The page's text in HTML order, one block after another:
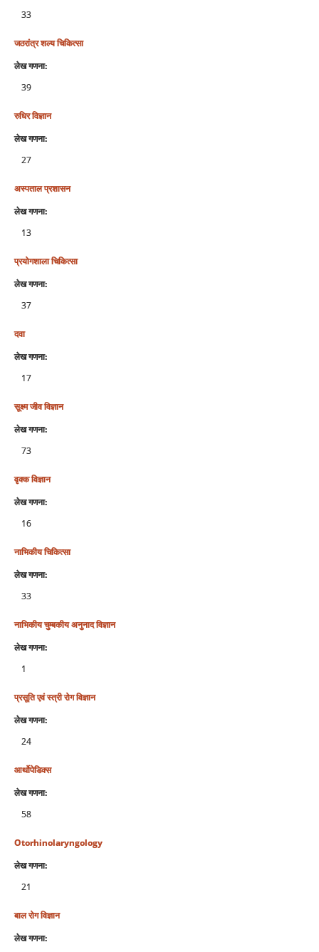
33
जठरांत्र शल्‍य चिकित्‍सा
लेख गणना:
39
रुधिर विज्ञान
लेख गणना:
27
अस्‍पताल प्रशासन
लेख गणना:
13
प्रयोगशाला चिकित्‍सा
लेख गणना:
37
दवा
लेख गणना:
17
सूक्ष्‍म जीव विज्ञान
लेख गणना:
73
वृक्‍क विज्ञान
लेख गणना:
16
नाभिकीय चिकित्‍सा
लेख गणना:
33
नाभिकीय चुम्‍बकीय अनुनाद विज्ञान
लेख गणना:
1
प्रसूति एवं स्‍त्री रोग विज्ञान
लेख गणना:
24
आर्थोपेडिक्स
लेख गणना:
58
Otorhinolaryngology
लेख गणना:
21
बाल रोग विज्ञान
लेख गणना: